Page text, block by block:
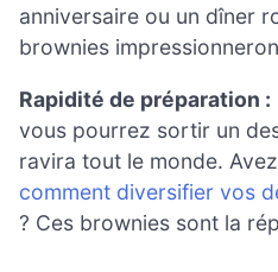
anniversaire ou un dîner
brownies
Rapidité de préparation :
vous pourrez sortir un
ravira tout le monde.
comment diversifier vos
? Ces brownies sont la